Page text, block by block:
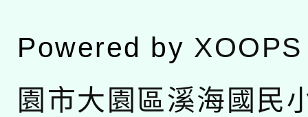
Powered by XOOPS
園市大園區溪海國民